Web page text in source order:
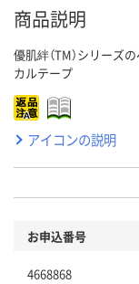
商品説明
優肌絆（TM）シリーズ
カルテープ
アイコンの説明
お申込番号
4668868